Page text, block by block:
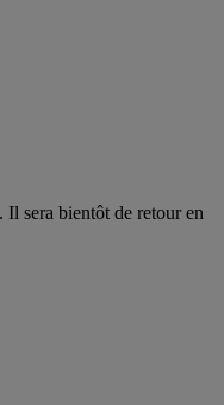
sera bientôt de retour en